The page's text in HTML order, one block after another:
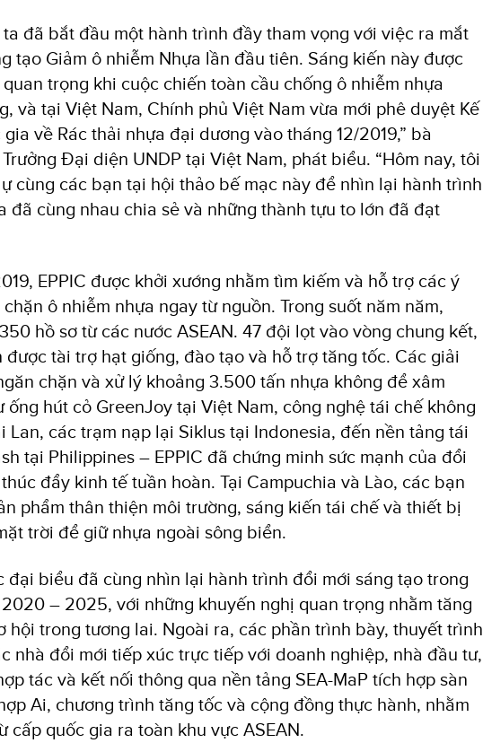
đã bắt đầu một hành trình đầy tham vọng với việc ra mắt
tạo Giảm ô nhiễm Nhựa lần đầu tiên. Sáng kiến này được
trọng khi cuộc chiến toàn cầu chống ô nhiễm nhựa
và tại Việt Nam, Chính phủ Việt Nam vừa mới phê duyệt Kế
về Rác thải nhựa đại dương vào tháng 12/2019,” bà
Đại diện UNDP tại Việt Nam, phát biểu. “Hôm nay, tôi
cùng các bạn tại hội thảo bế mạc này để nhìn lại hành trình
đã cùng nhau chia sẻ và những thành tựu to lớn đã đạt
EPPIC được khởi xướng nhằm tìm kiếm và hỗ trợ các ý
ô nhiễm nhựa ngay từ nguồn. Trong suốt năm năm,
hồ sơ từ các nước ASEAN. 47 đội lọt vào vòng chung kết,
được tài trợ hạt giống, đào tạo và hỗ trợ tăng tốc. Các giải
chặn và xử lý khoảng 3.500 tấn nhựa không để xâm
ống hút cỏ GreenJoy tại Việt Nam, công nghệ tái chế không
Lan, các trạm nạp lại Siklus tại Indonesia, đến nền tảng tái
tại Philippines – EPPIC đã chứng minh sức mạnh của đổi
đẩy kinh tế tuần hoàn. Tại Campuchia và Lào, các bạn
phẩm thân thiện môi trường, sáng kiến tái chế và thiết bị
trời để giữ nhựa ngoài sông biển.
đại biểu đã cùng nhìn lại hành trình đổi mới sáng tạo trong
– 2025, với những khuyến nghị quan trọng nhằm tăng
hội trong tương lai. Ngoài ra, các phần trình bày, thuyết trình
nhà đổi mới tiếp xúc trực tiếp với doanh nghiệp, nhà đầu tư,
tác và kết nối thông qua nền tảng SEA-MaP tích hợp sàn
Ai, chương trình tăng tốc và cộng đồng thực hành, nhằm
cấp quốc gia ra toàn khu vực ASEAN.